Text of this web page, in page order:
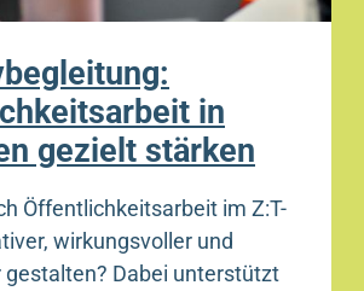
in
gezielt stärken
Öffentlichkeitsarbeit im Z:T-
wirkungsvoller und
gestalten? Dabei unterstützt